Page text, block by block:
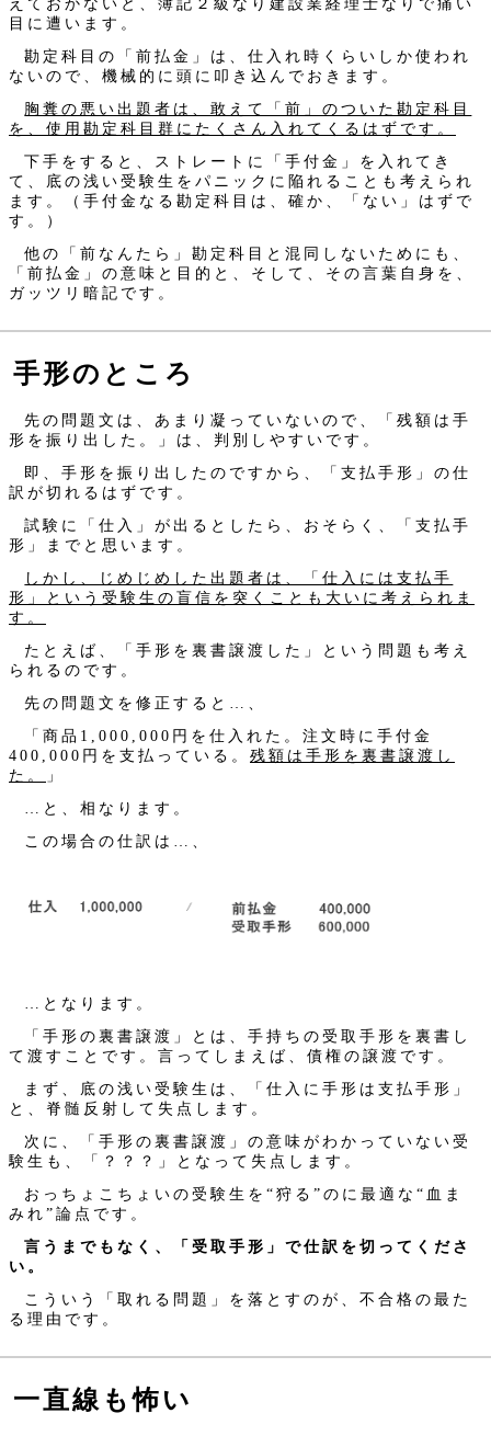
目に遭います。
勘定科目の「前払金」は、仕入れ時くらいしか使われ
ないので、機械的に頭に叩き込んでおきます。
胸糞の悪い出題者は、敢えて「前」のついた勘定科目
を、使用勘定科目群にたくさん入れてくるはずです。
下手をすると、ストレートに「手付金」を入れてき
て、底の浅い受験生をパニックに陥れることも考えられ
ます。（手付金なる勘定科目は、確か、「ない」はずで
す。）
他の「前なんたら」勘定科目と混同しないためにも、
「前払金」の意味と目的と、そして、その言葉自身を、
ガッツリ暗記です。
手形のところ
先の問題文は、あまり凝っていないので、「残額は手
形を振り出した。」は、判別しやすいです。
即、手形を振り出したのですから、「支払手形」の仕
訳が切れるはずです。
試験に「仕入」が出るとしたら、おそらく、「支払手
形」までと思います。
しかし、じめじめした出題者は、「仕入には支払手
形」という受験生の盲信を突くことも大いに考えられま
す。
たとえば、「手形を裏書譲渡した」という問題も考え
られるのです。
先の問題文を修正すると…、
「商品1,000,000円を仕入れた。注文時に手付金
400,000円を支払っている。 残額は手形を裏書譲渡し
た。
」
…と、相なります。
この場合の仕訳は…、
…となります。
「手形の裏書譲渡」とは、手持ちの受取手形を裏書し
て渡すことです。言ってしまえば、債権の譲渡です。
まず、底の浅い受験生は、「仕入に手形は支払手形」
と、脊髄反射して失点します。
次に、「手形の裏書譲渡」の意味がわかっていない受
験生も、「？？？」となって失点します。
おっちょこちょいの受験生を“狩る”のに最適な“血ま
みれ”論点です。
言うまでもなく、「受取手形」で仕訳を切ってくださ
い。
こういう「取れる問題」を落とすのが、不合格の最た
る理由です。
一直線も怖い